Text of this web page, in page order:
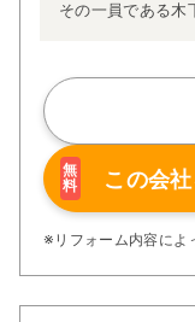
その一員である木
す。住まいに関す
ご相談いただける
私たちが大切に
ったご提案です。
く、「何に困って
か」など、お客様
に合わせたリフォ
ています。
に対応してきた実
無
料
この会
※リフォーム内容によ